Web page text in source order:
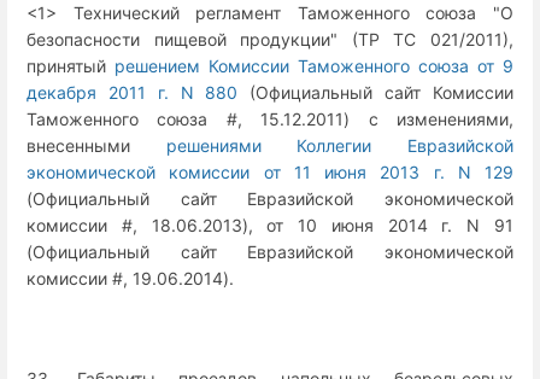
<1> Технический регламент Таможенного союза "О
безопасности пищевой продукции" (ТР ТС 021/2011),
принятый решением Комиссии Таможенного союза от 9
декабря 2011 г. N 880 (Официальный сайт Комиссии
Таможенного союза #, 15.12.2011) с изменениями,
внесенными решениями Коллегии Евразийской
экономической комиссии от 11 июня 2013 г. N 129
(Официальный сайт Евразийской экономической
комиссии #, 18.06.2013), от 10 июня 2014 г. N 91
(Официальный сайт Евразийской экономической
комиссии #, 19.06.2014).